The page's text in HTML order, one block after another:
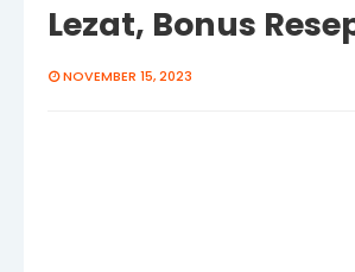
Lezat, Bonus
NOVEMBER 15, 2023